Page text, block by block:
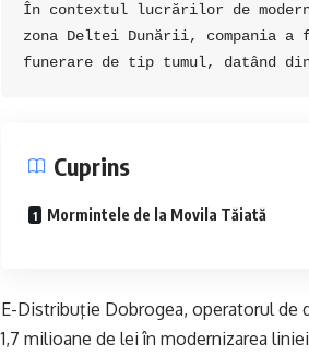
În contextul lucrărilor de
zona Deltei Dunării, compania
funerare de tip tumul, datând
Cuprins
Mormintele de la Movila Tăiată
E-Distribuţie Dobrogea, operatorul de
1,7 milioane de lei în modernizarea